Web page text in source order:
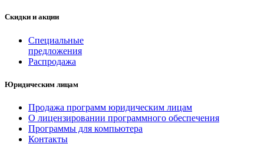
Скидки и акции
Специальные
предложения
Распродажа
Юридическим лицам
Продажа программ юридическим лицам
О лицензировании программного обеспечения
Программы для компьютера
Контакты